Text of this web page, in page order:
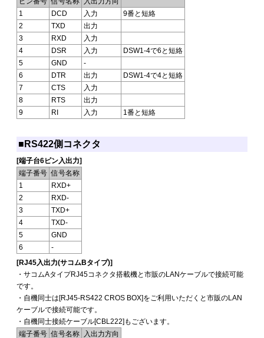
1
DCD 入力
9番と短絡
2
TXD
出力
3
RXD
入力
4
DSR 入力
DSW1-4で6と短絡
5
GND
-
6
DTR 出力
DSW1-4で4と短絡
7
CTS
入力
8
RTS
出力
9
RI 入力 1番と短絡
■RS422側コネクタ
[端子台6ピン入出力]
端子番号 信号名称
1
RXD+
2
RXD-
3
TXD+
4
TXD-
5
GND
6
-
[RJ45入出力(サコムBタイプ)]
・サコムAタイプRJ45コネクタ搭載機と市販のLANケーブルで接続可能
です。
・自機同士は[RJ45-RS422 CROS BOX]をご利用いただくと市販のLAN
ケーブルで接続可能です。
・自機同士接続ケーブル[CBL222]もございます。
端子番号 信号名称
入出力方向